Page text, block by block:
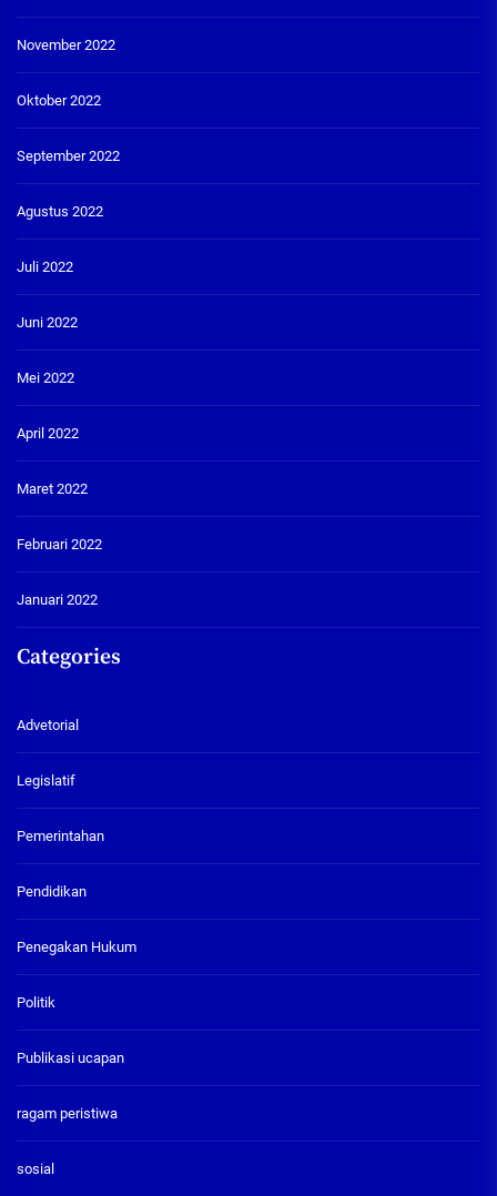
November 2022
Oktober 2022
September 2022
Agustus 2022
Juli 2022
Juni 2022
Mei 2022
April 2022
Maret 2022
Februari 2022
Januari 2022
Categories
Advetorial
Legislatif
Pemerintahan
Pendidikan
Penegakan Hukum
Politik
Publikasi ucapan
ragam peristiwa
sosial